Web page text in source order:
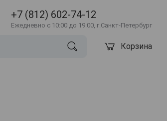
+7 (812) 602-74-12
Ежедневно с 10:00 до 19:00, г.Санкт-Петербург
Корзина